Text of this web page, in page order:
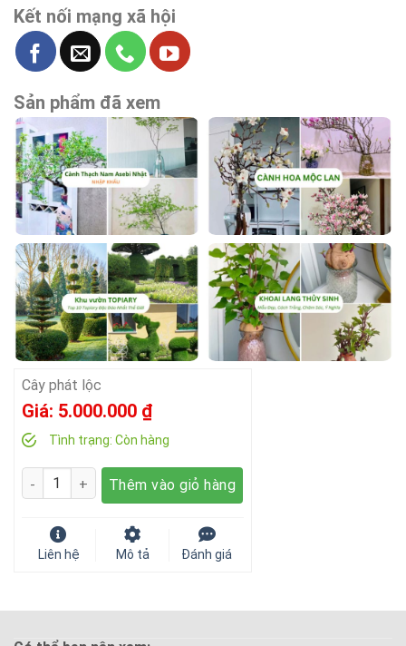
Kết nối mạng xã hội
Sản phẩm đã xem
Cây phát lộc
Giá: 5.000.000 ₫
Tình trạng: Còn hàng
Số lượng Thêm vào giỏ hàng
Liên hệ Mô tả Đánh giá